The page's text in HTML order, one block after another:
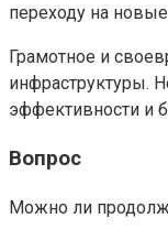
переходу на
Грамотное и
инфраструктуры.
эффективности и
Вопрос
Можно ли